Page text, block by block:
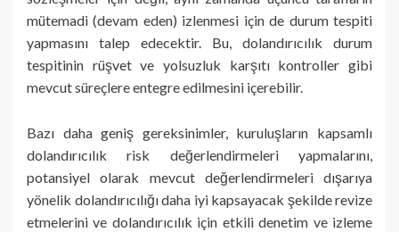
mütemadi (devam eden) izlenmesi için de durum tespiti
yapmasını talep edecektir. Bu, dolandırıcılık durum
tespitinin rüşvet ve yolsuzluk karşıtı kontroller gibi
mevcut süreçlere entegre edilmesini içerebilir.
Bazı daha geniş gereksinimler, kuruluşların kapsamlı
dolandırıcılık risk değerlendirmeleri yapmalarını,
potansiyel olarak mevcut değerlendirmeleri dışarıya
yönelik dolandırıcılığı daha iyi kapsayacak şekilde revize
etmelerini ve dolandırıcılık için etkili denetim ve izleme